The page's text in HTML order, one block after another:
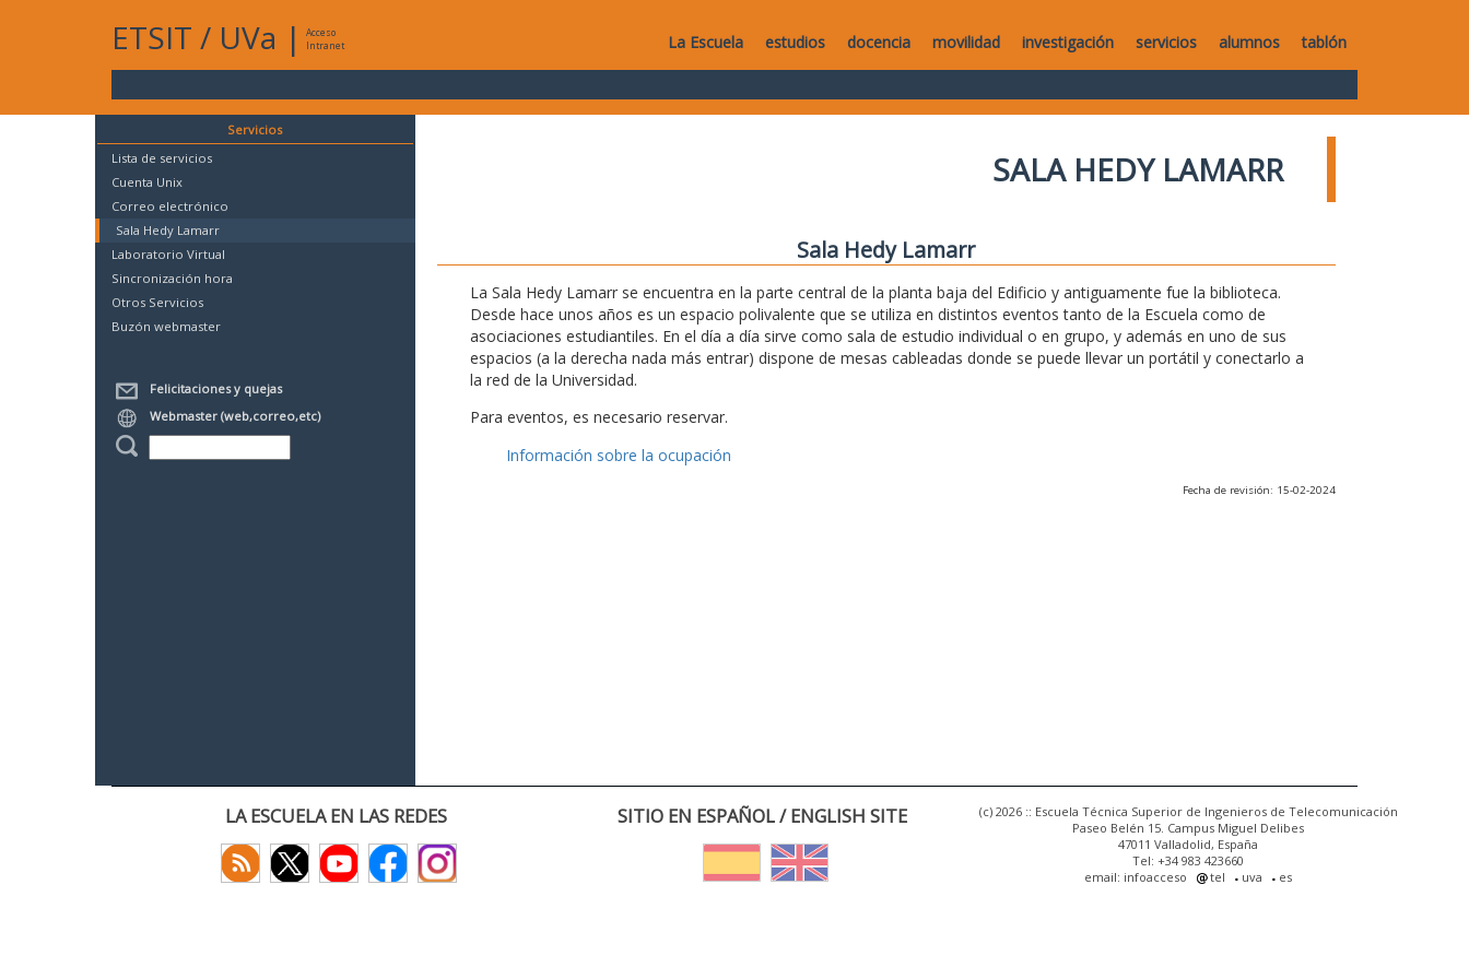
ETSIT / UVa |
Acceso
Intranet
La Escuela estudios docencia movilidad investigación servicios alumnos tablón
Servicios
Lista de servicios
Cuenta Unix
Correo electrónico
Sala Hedy Lamarr
Laboratorio Virtual
Sincronización hora
Otros Servicios
Buzón webmaster
Felicitaciones y quejas
Webmaster (web,correo,etc)
SALA HEDY LAMARR
Sala Hedy Lamarr
La Sala Hedy Lamarr se encuentra en la parte central de la planta baja del Edificio y antiguamente fue la biblioteca.
Desde hace unos años es un espacio polivalente que se utiliza en distintos eventos tanto de la Escuela como de
asociaciones estudiantiles. En el día a día sirve como sala de estudio individual o en grupo, y además en uno de sus
espacios (a la derecha nada más entrar) dispone de mesas cableadas donde se puede llevar un portátil y conectarlo a
la red de la Universidad.
Para eventos, es necesario reservar.
Información sobre la ocupación
Fecha de revisión: 15-02-2024
LA ESCUELA EN LAS REDES SITIO EN ESPAÑOL / ENGLISH SITE
(c) 2026 :: Escuela Técnica Superior de Ingenieros de Telecomunicación
Paseo Belén 15. Campus Miguel Delibes
47011 Valladolid, España
Tel: +34 983 423660
email: infoacceso
tel uva es